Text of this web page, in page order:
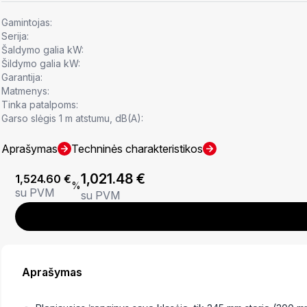
Gamintojas:
Serija:
Šaldymo galia kW:
Šildymo galia kW:
Garantija:
Matmenys:
Tinka patalpoms:
Garso slėgis 1 m atstumu, dB(A):
Aprašymas Techninės charakteristikos
1,524.60 €
su PVM
%1,021.48 €
su PVM
Aprašymas